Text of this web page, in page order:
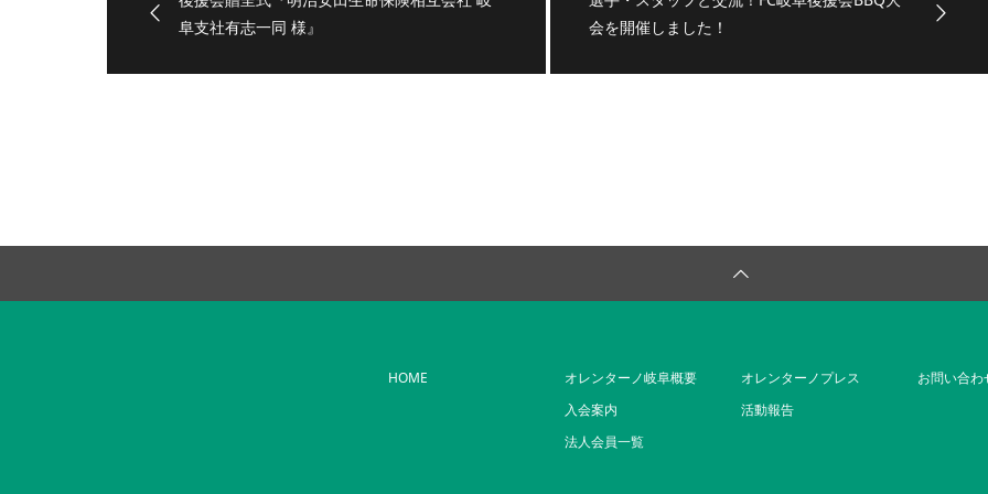
阜支社有志一同 様』
会を開催しました！
HOME
オレンターノ岐阜概要
入会案内
法人会員一覧
オレンターノプレス
活動報告
お問い合わ